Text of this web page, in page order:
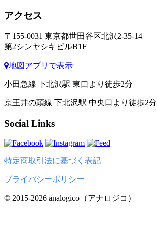
アクセス
〒155-0031 東京都世田谷区北沢2-35-14
第2シンヤシキビルB1F
地図アプリで表示
小田急線 下北沢駅 東口より徒歩2分
京王井の頭線 下北沢駅 中央口より徒歩2分
Social Links
特定商取引法に基づく表記
プライバシーポリシー
© 2015-2026 analogico（アナロジコ）